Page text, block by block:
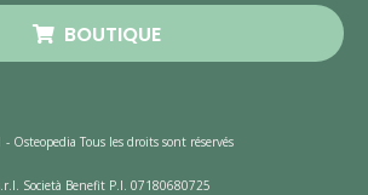
BOUTIQUE
Osteopedia Tous les droits sont réservés
Società Benefit P.I. 07180680725